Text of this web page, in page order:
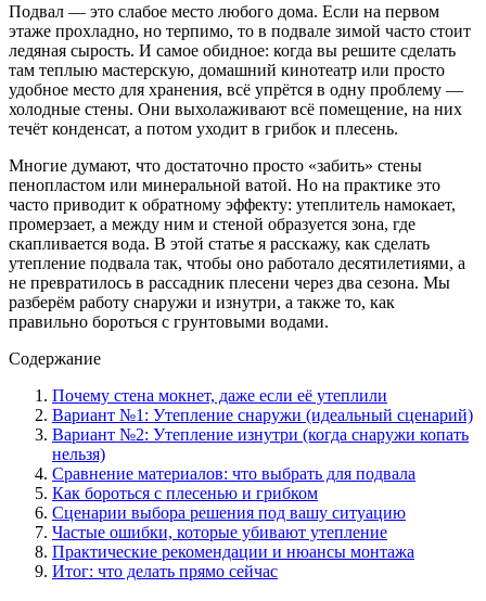
Подвал — это слабое место любого дома. Если на первом
этаже прохладно, но терпимо, то в подвале зимой часто стоит
ледяная сырость. И самое обидное: когда вы решите сделать
там теплыю мастерскую, домашний кинотеатр или просто
удобное место для хранения, всё упрётся в одну проблему —
холодные стены. Они выхолаживают всё помещение, на них
течёт конденсат, а потом уходит в грибок и плесень.
Многие думают, что достаточно просто «забить» стены
пенопластом или минеральной ватой. Но на практике это
часто приводит к обратному эффекту: утеплитель намокает,
промерзает, а между ним и стеной образуется зона, где
скапливается вода. В этой статье я расскажу, как сделать
утепление подвала так, чтобы оно работало десятилетиями, а
не превратилось в рассадник плесени через два сезона. Мы
разберём работу снаружи и изнутри, а также то, как
правильно бороться с грунтовыми водами.
Содержание
Почему стена мокнет, даже если её утеплили
Вариант №1: Утепление снаружи (идеальный сценарий)
Вариант №2: Утепление изнутри (когда снаружи копать
нельзя)
Сравнение материалов: что выбрать для подвала
Как бороться с плесенью и грибком
Сценарии выбора решения под вашу ситуацию
Частые ошибки, которые убивают утепление
Практические рекомендации и нюансы монтажа
Итог: что делать прямо сейчас